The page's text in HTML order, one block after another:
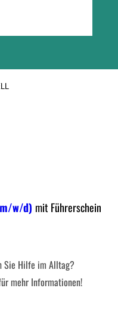
w/d) mit Führerschein
Sie Hilfe im Alltag?
mehr Informationen!